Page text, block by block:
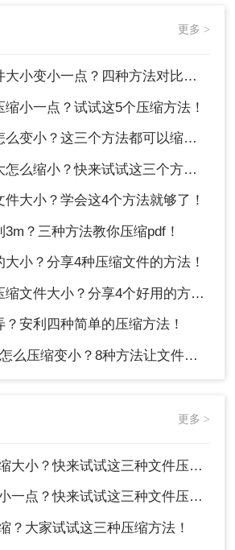
等待压缩结果。
可以看到压缩后的体积，是不是
下载文件就可以了。
会受到网络速度和服务器性能的
缩速度较慢或上传下载过程中出
隐私和文件安全，避免上传敏感
Office进行压缩（以Word
中的Word软件不直接支持PDF
户可以通过将PDF文件转换为
压缩（间接方法），或者利用
能将PDF文件另存为更紧凑的格
更多 >
变小一点？四种方法对比，一看就懂！
缩小一点？试试这5个压缩方法！
变小？这三个方法都可以缩小！
么缩小？快来试试这三个方法！
件大小？学会这4个方法就够了！
？三种方法教你压缩pdf！
小？分享4种压缩文件的方法！
大小？分享4个好用的方法，简单又快捷！
？安利四种简单的压缩方法！
缩变小？8种方法让文件轻松"瘦身"！
更多 >
？快来试试这三种文件压缩的方法！
？快来试试这三种文件压缩的方法！
？大家试试这三种压缩方法！